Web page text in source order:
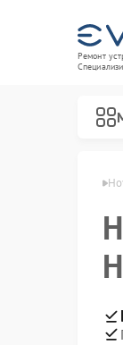
Ремонт
в Красноярске